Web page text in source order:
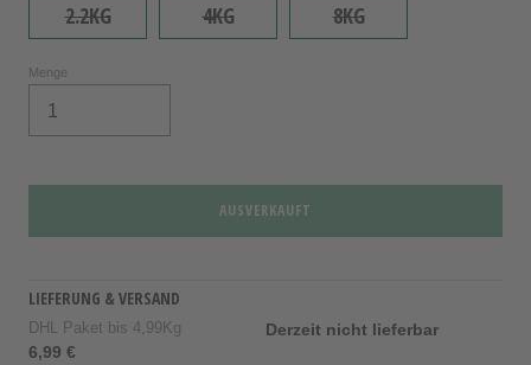
2.2KG 4KG 8KG
Menge
AUSVERKAUFT
LIEFERUNG & VERSAND
DHL Paket bis 4,99Kg
6,99 €
Derzeit nicht lieferbar